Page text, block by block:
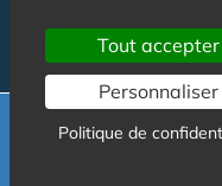
Mentions légales
Gestion des cookies
Besoin
Tout accepter
Personnaliser
Politique de